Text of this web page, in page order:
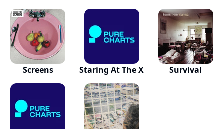
Screens Staring At The X Survival